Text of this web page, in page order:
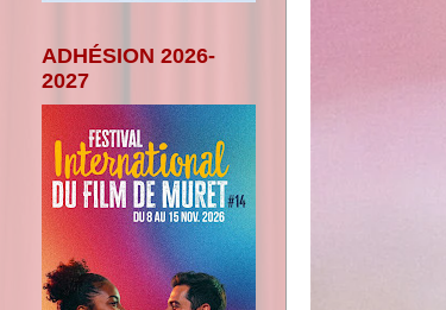
ADHÉSION 2026-
2027